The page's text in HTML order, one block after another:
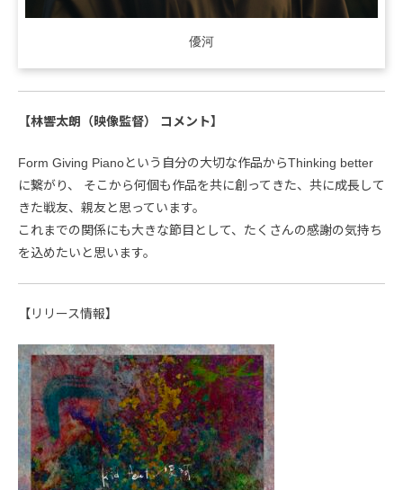
優河
【林響太朗（映像監督） コメント】
Form Giving Pianoという自分の大切な作品からThinking better
に繋がり、 そこから何個も作品を共に創ってきた、共に成長して
きた戦友、親友と思っています。
これまでの関係にも大きな節目として、たくさんの感謝の気持ち
を込めたいと思います。
【リリース情報】